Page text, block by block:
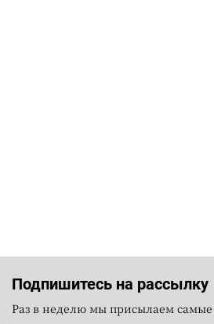
Подпишитесь на рассылку
Раз в неделю мы присылаем